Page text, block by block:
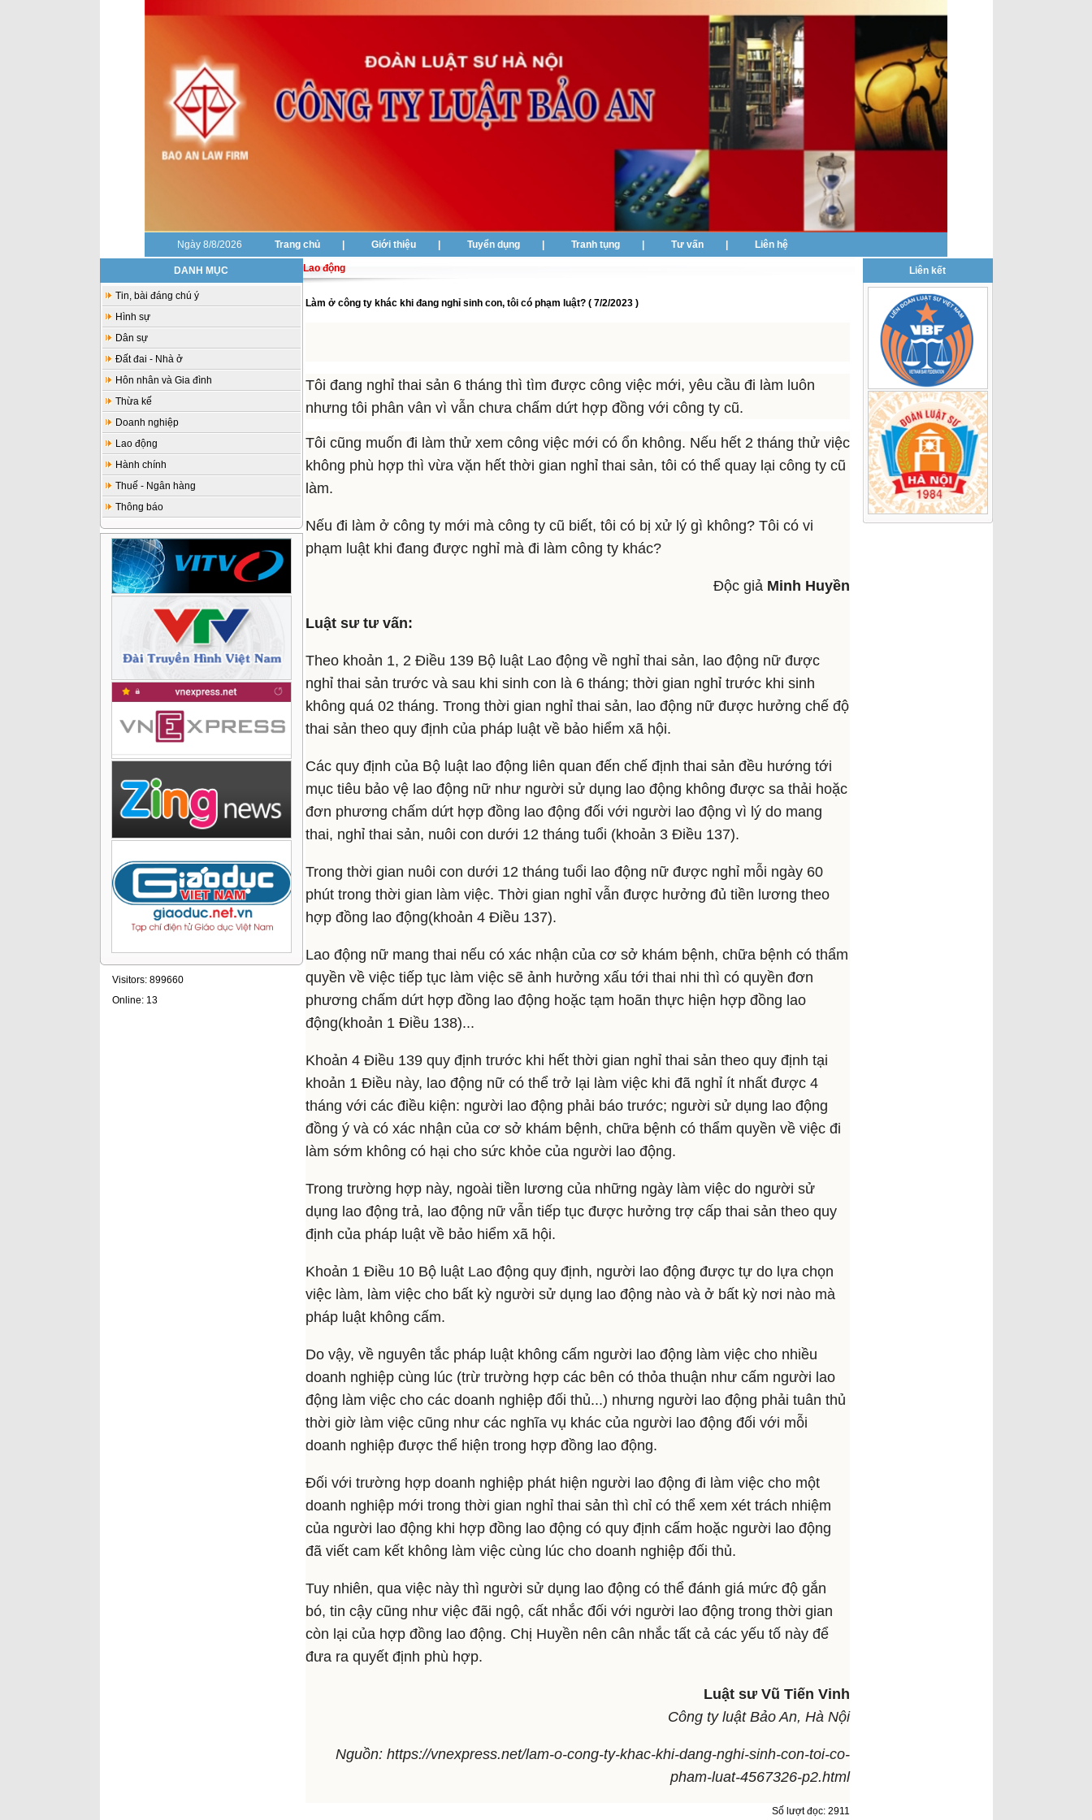
Ngày 8/8/2026 Trang chủ Giới thiệu Tuyển dụng Tranh tụng Tư vấn Liên hệ
DANH MỤC
Tin, bài đáng chú ý
Hình sự
Dân sự
Đất đai - Nhà ở
Hôn nhân và Gia đình
Thừa kế
Doanh nghiệp
Lao động
Hành chính
Thuế - Ngân hàng
Thông báo
Visitors: 899660
Online: 13
Lao động
Làm ở công ty khác khi đang nghỉ sinh con, tôi có phạm luật? ( 7/2/2023 )
Tôi đang nghỉ thai sản 6 tháng thì tìm được công việc mới, yêu cầu đi làm luôn
nhưng tôi phân vân vì vẫn chưa chấm dứt hợp đồng với công ty cũ.
Tôi cũng muốn đi làm thử xem công việc mới có ổn không. Nếu hết 2 tháng thử việc
không phù hợp thì vừa vặn hết thời gian nghỉ thai sản, tôi có thể quay lại công ty cũ
làm.
Nếu đi làm ở công ty mới mà công ty cũ biết, tôi có bị xử lý gì không? Tôi có vi
phạm luật khi đang được nghỉ mà đi làm công ty khác?
Độc giả Minh Huyền
Luật sư tư vấn:
Theo khoản 1, 2 Điều 139 Bộ luật Lao động về nghỉ thai sản, lao động nữ được
nghỉ thai sản trước và sau khi sinh con là 6 tháng; thời gian nghỉ trước khi sinh
không quá 02 tháng. Trong thời gian nghỉ thai sản, lao động nữ được hưởng chế độ
thai sản theo quy định của pháp luật về bảo hiểm xã hội.
Các quy định của Bộ luật lao động liên quan đến chế định thai sản đều hướng tới
mục tiêu bảo vệ lao động nữ như người sử dụng lao động không được sa thải hoặc
đơn phương chấm dứt hợp đồng lao động đối với người lao động vì lý do mang
thai, nghỉ thai sản, nuôi con dưới 12 tháng tuổi (khoản 3 Điều 137).
Trong thời gian nuôi con dưới 12 tháng tuổi lao động nữ được nghỉ mỗi ngày 60
phút trong thời gian làm việc. Thời gian nghỉ vẫn được hưởng đủ tiền lương theo
hợp đồng lao động(khoản 4 Điều 137).
Lao động nữ mang thai nếu có xác nhận của cơ sở khám bệnh, chữa bệnh có thẩm
quyền về việc tiếp tục làm việc sẽ ảnh hưởng xấu tới thai nhi thì có quyền đơn
phương chấm dứt hợp đồng lao động hoặc tạm hoãn thực hiện hợp đồng lao
động(khoản 1 Điều 138)...
Khoản 4 Điều 139 quy định trước khi hết thời gian nghỉ thai sản theo quy định tại
khoản 1 Điều này, lao động nữ có thể trở lại làm việc khi đã nghỉ ít nhất được 4
tháng với các điều kiện: người lao động phải báo trước; người sử dụng lao động
đồng ý và có xác nhận của cơ sở khám bệnh, chữa bệnh có thẩm quyền về việc đi
làm sớm không có hại cho sức khỏe của người lao động.
Trong trường hợp này, ngoài tiền lương của những ngày làm việc do người sử
dụng lao động trả, lao động nữ vẫn tiếp tục được hưởng trợ cấp thai sản theo quy
định của pháp luật về bảo hiểm xã hội.
Khoản 1 Điều 10 Bộ luật Lao động quy định, người lao động được tự do lựa chọn
việc làm, làm việc cho bất kỳ người sử dụng lao động nào và ở bất kỳ nơi nào mà
pháp luật không cấm.
Do vậy, về nguyên tắc pháp luật không cấm người lao động làm việc cho nhiều
doanh nghiệp cùng lúc (trừ trường hợp các bên có thỏa thuận như cấm người lao
động làm việc cho các doanh nghiệp đối thủ...) nhưng người lao động phải tuân thủ
thời giờ làm việc cũng như các nghĩa vụ khác của người lao động đối với mỗi
doanh nghiệp được thể hiện trong hợp đồng lao động.
Đối với trường hợp doanh nghiệp phát hiện người lao động đi làm việc cho một
doanh nghiệp mới trong thời gian nghỉ thai sản thì chỉ có thể xem xét trách nhiệm
của người lao động khi hợp đồng lao động có quy định cấm hoặc người lao động
đã viết cam kết không làm việc cùng lúc cho doanh nghiệp đối thủ.
Tuy nhiên, qua việc này thì người sử dụng lao động có thể đánh giá mức độ gắn
bó, tin cậy cũng như việc đãi ngộ, cất nhắc đối với người lao động trong thời gian
còn lại của hợp đồng lao động. Chị Huyền nên cân nhắc tất cả các yếu tố này để
đưa ra quyết định phù hợp.
Luật sư Vũ Tiến Vinh
Công ty luật Bảo An, Hà Nội
Nguồn: https://vnexpress.net/lam-o-cong-ty-khac-khi-dang-nghi-sinh-con-toi-co-
pham-luat-4567326-p2.html
Số lượt đọc: 2911
Liên kết